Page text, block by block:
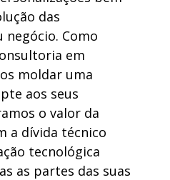
das
negócio. Como
em
moldar uma
aos seus
o valor da
a dívida técnico
tecnológica
as partes das suas